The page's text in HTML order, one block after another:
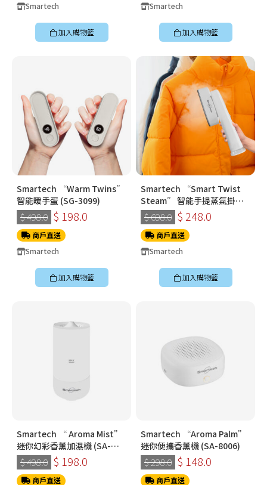
Smartech
加入購物籃
Smartech
加入購物籃
Smartech “Warm Twins”
智能暖手蛋 (SG-3099)
$ 498.0 $ 198.0
商戶直送
Smartech
加入購物籃
Smartech “Smart Twist
Steam” 智能手提蒸氣掛燙
機 (SS-8108)
$ 698.0 $ 248.0
商戶直送
Smartech
加入購物籃
Smartech “ Aroma Mist”
迷你幻彩香薰加濕機 (SA-
8009)
$ 498.0 $ 198.0
商戶直送
Smartech “Aroma Palm”
迷你便攜香薰機 (SA-8006)
$ 298.0 $ 148.0
商戶直送